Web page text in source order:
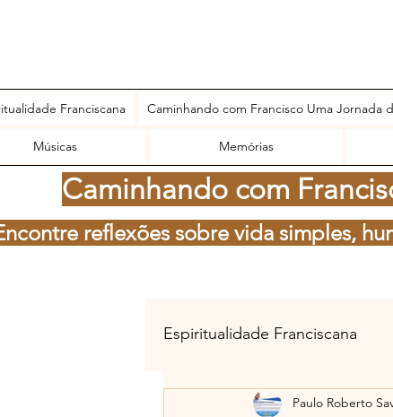
Franciscana Caminhando com Francisco Uma Jornada
Músicas Memórias
Caminhando com
reflexões sobre vida simples,
Espiritualidade Franciscana
Projetos Educativos
Paulo Roberto